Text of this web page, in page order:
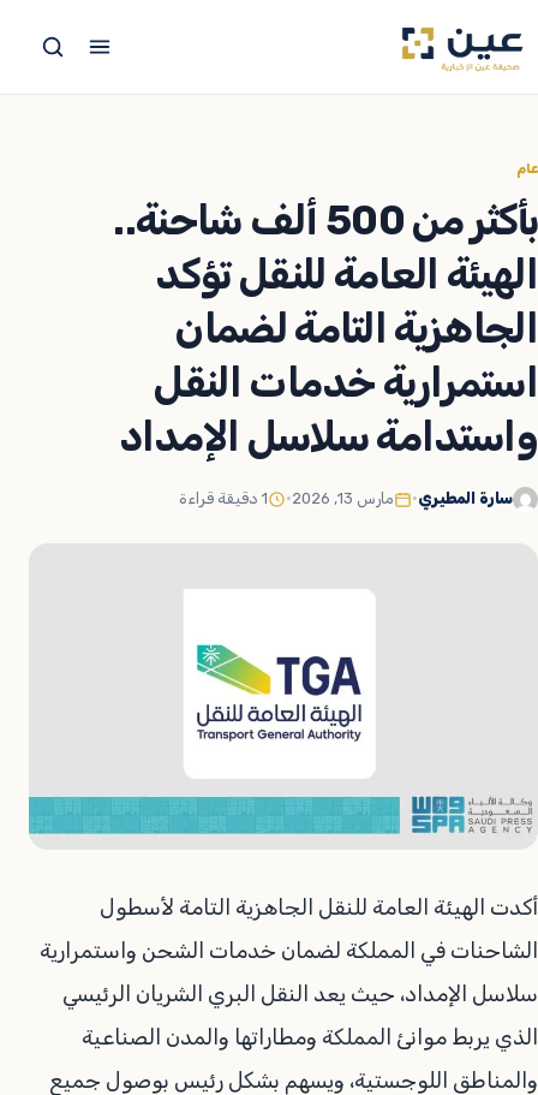
إلى
عام
بأكثر من 500 ألف شاحنة..
الهيئة العامة للنقل تؤكد
الجاهزية التامة لضمان
استمرارية خدمات النقل
واستدامة سلاسل الإمداد
سارة المطيري• مارس 13, 2026 • 1 دقيقة قراءة
أكدت الهيئة العامة للنقل الجاهزية التامة لأسطول
الشاحنات في المملكة لضمان خدمات الشحن واستمرارية
سلاسل الإمداد، حيث يعد النقل البري الشريان الرئيسي
الذي يربط موانئ المملكة ومطاراتها والمدن الصناعية
والمناطق اللوجستية، ويسهم بشكل رئيس بوصول جميع